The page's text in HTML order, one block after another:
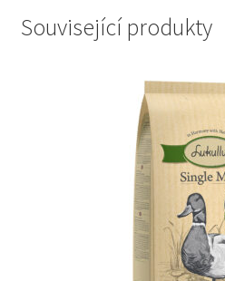
Související produkty